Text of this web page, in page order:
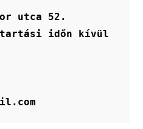
utca 52.
időn kívül